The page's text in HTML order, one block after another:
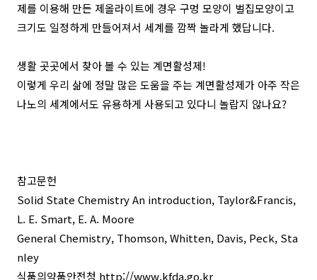
제를 이용해 만든 제올라이트에 경우 구멍 모양이 벌집모양이고
크기도 일정하게 만들어져서 세계를 깜짝 놀라게 했답니다.
생활 곳곳에서 찾아 볼 수 있는 계면활성제!
이렇게 우리 삶에 정말 많은 도움을 주는 계면활성제가 아주 작은
나노의 세계에서도 유용하게 사용되고 있다니 놀랍지 않나요?
참고문헌
Solid State Chemistry An introduction, Taylor&Francis,
L. E. Smart, E. A. Moore
General Chemistry, Thomson, Whitten, Davis, Peck, Sta
nley
식품의약품안전청 http://www.kfda.go.kr